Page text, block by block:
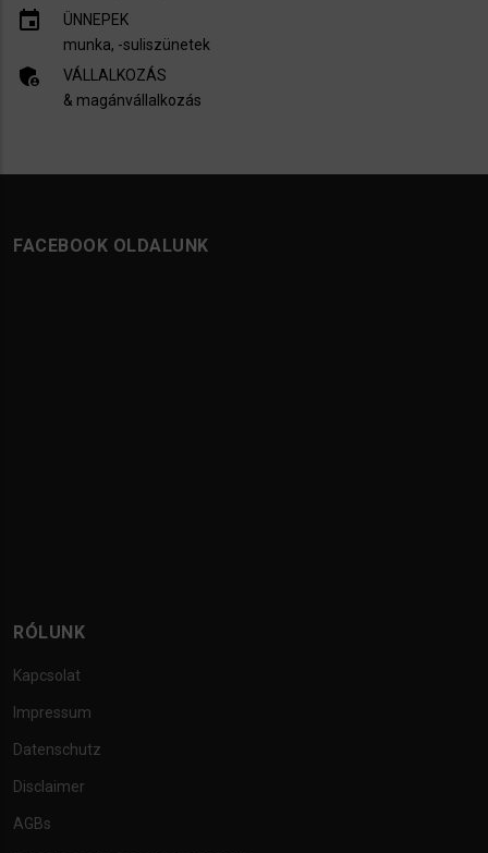
insert_invitation
ÜNNEPEK
munka, -suliszünetek
admin_panel_settings
VÁLLALKOZÁS
& magánvállalkozás
FACEBOOK OLDALUNK
RÓLUNK
Kapcsolat
Impressum
Datenschutz
Disclaimer
AGBs